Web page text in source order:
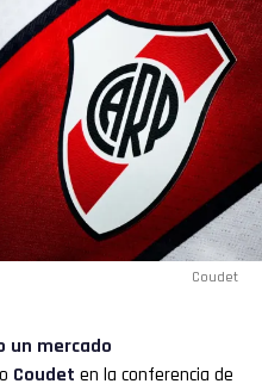
Coudet
un mercado
Coudet en la conferencia de